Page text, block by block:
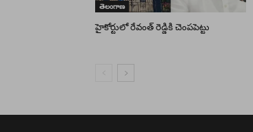
తెలంగాణ
హైకోర్టులో రేవంత్ రెడ్డికి చెంపపెట్టు